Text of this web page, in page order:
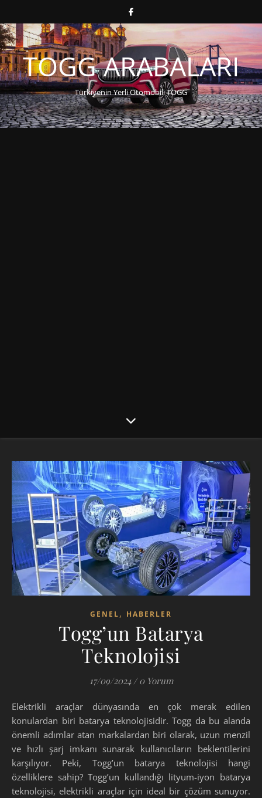
TOGG ARABALARI
Türkiyenin Yerli Otomobili TOGG
GENEL, HABERLER
Togg’un Batarya
Teknolojisi
17/09/2024 / 0 Yorum
Elektrikli araçlar dünyasında en çok merak edilen
konulardan biri batarya teknolojisidir. Togg da bu alanda
önemli adımlar atan markalardan biri olarak, uzun menzil
ve hızlı şarj imkanı sunarak kullanıcıların beklentilerini
karşılıyor. Peki, Togg’un batarya teknolojisi hangi
özelliklere sahip? Togg’un kullandığı lityum-iyon batarya
teknolojisi, elektrikli araçlar için ideal bir çözüm sunuyor.